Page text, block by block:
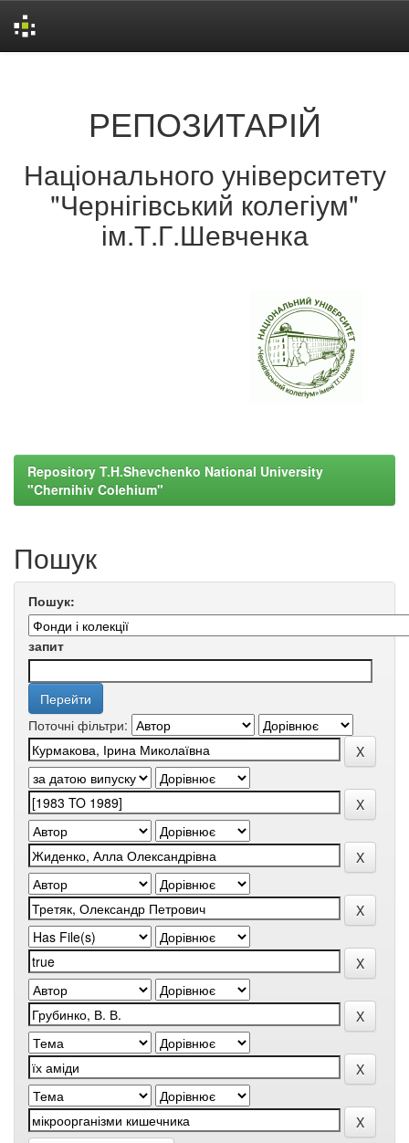
РЕПОЗИТАРІЙ
Національного університету
"Чернігівський колегіум"
ім.Т.Г.Шевченка
Repository T.H.Shevchenko National University
"Chernihiv Colehium"
Пошук
Пошук:
запит
Поточні фільтри: